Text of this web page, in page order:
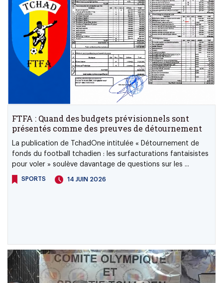
FTFA : Quand des budgets prévisionnels sont
présentés comme des preuves de détournement
La publication de TchadOne intitulée « Détournement de
fonds du football tchadien : les surfacturations fantaisistes
pour voler » soulève davantage de questions sur les ...
SPORTS 14 JUIN 2026